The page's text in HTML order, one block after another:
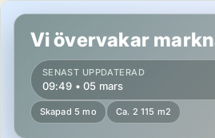
Industrilokal i Göteborg
Vi övervakar
SENAST UPPDATERAD
09:49 • 05 mars
Skapad 5 mo Ca. 2 115 m2